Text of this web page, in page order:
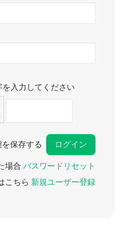
入力してください
保存する
場合 パスワードリセット
こちら 新規ユーザー登録